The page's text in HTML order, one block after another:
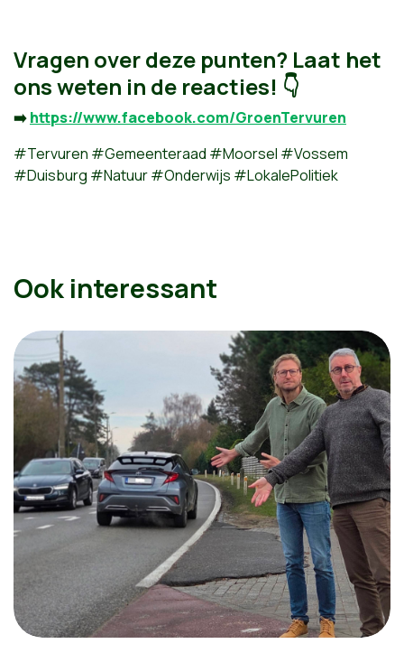
Vragen over deze punten? Laat het
ons weten in de reacties! 👇
➡️https://www.facebook.com/GroenTervuren
#Tervuren #Gemeenteraad #Moorsel #Vossem
#Duisburg #Natuur #Onderwijs #LokalePolitiek
Ook interessant